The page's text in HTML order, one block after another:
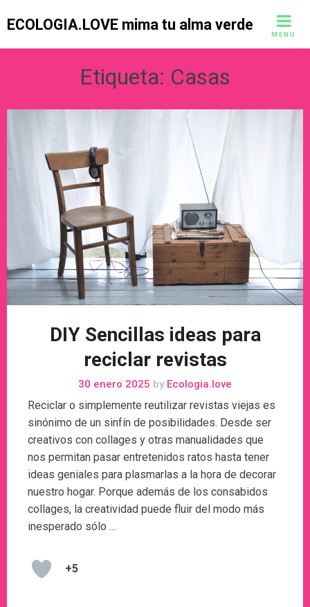
ECOLOGIA.LOVE mima tu alma verde
MENU
Etiqueta: Casas
DIY Sencillas ideas para
reciclar revistas
30 enero 2025 by Ecologia.love
Reciclar o simplemente reutilizar revistas viejas es
sinónimo de un sinfín de posibilidades. Desde ser
creativos con collages y otras manualidades que
nos permitan pasar entretenidos ratos hasta tener
ideas geniales para plasmarlas a la hora de decorar
nuestro hogar. Porque además de los consabidos
collages, la creatividad puede fluir del modo más
inesperado sólo …
+5